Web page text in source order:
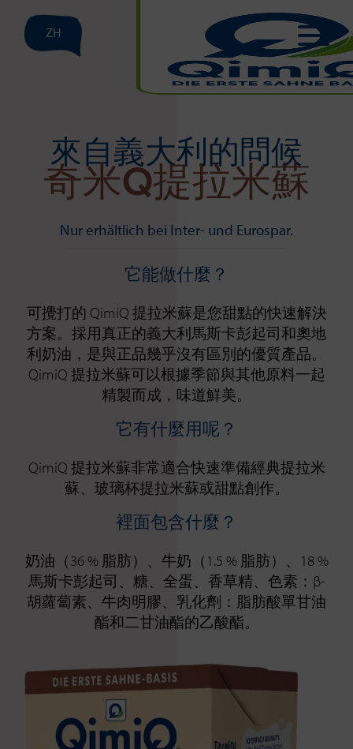
ZH
來自義大利的問候
奇米Q提拉米蘇
Nur erhältlich bei Inter- und Eurospar.
它能做什麼？
可攪打的 QimiQ 提拉米蘇是您甜點的快速解決
方案。採用真正的義大利馬斯卡彭起司和奧地
利奶油，是與正品幾乎沒有區別的優質產品。
QimiQ 提拉米蘇可以根據季節與其他原料一起
精製而成，味道鮮美。
它有什麼用呢？
QimiQ 提拉米蘇非常適合快速準備經典提拉米
蘇、玻璃杯提拉米蘇或甜點創作。
裡面包含什麼？
奶油（36 % 脂肪）、牛奶（1.5 % 脂肪）、18 %
馬斯卡彭起司、糖、全蛋、香草精、色素：β-
胡蘿蔔素、牛肉明膠、乳化劑：脂肪酸單甘油
酯和二甘油酯的乙酸酯。